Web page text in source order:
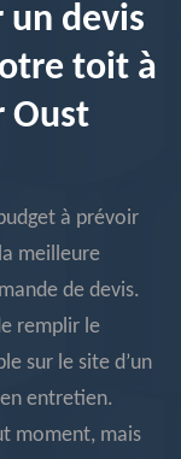
un devis
toit à
Oust
à prévoir
meilleure
de devis.
remplir le
sur le site d’un
entretien.
moment, mais